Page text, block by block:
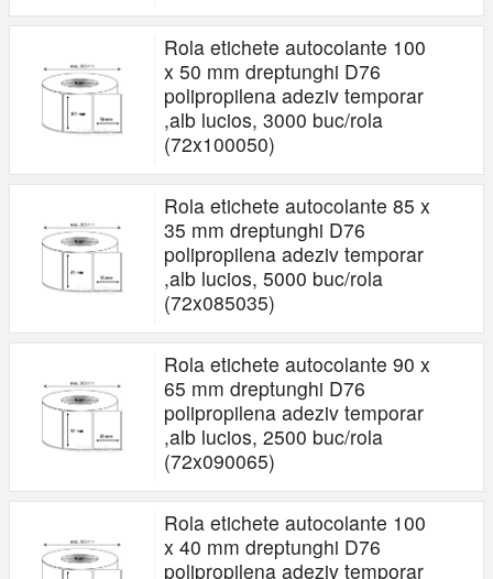
Rola etichete autocolante 100
x 50 mm dreptunghi D76
polipropilena adeziv temporar
,alb lucios, 3000 buc/rola
(72x100050)
Rola etichete autocolante 85 x
35 mm dreptunghi D76
polipropilena adeziv temporar
,alb lucios, 5000 buc/rola
(72x085035)
Rola etichete autocolante 90 x
65 mm dreptunghi D76
polipropilena adeziv temporar
,alb lucios, 2500 buc/rola
(72x090065)
Rola etichete autocolante 100
x 40 mm dreptunghi D76
polipropilena adeziv temporar